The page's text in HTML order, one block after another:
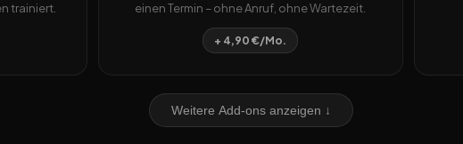
trainiert.
einen Termin – ohne Anruf, ohne Wartezeit.
+ 4,90 €/Mo.
Weitere Add-ons anzeigen ↓